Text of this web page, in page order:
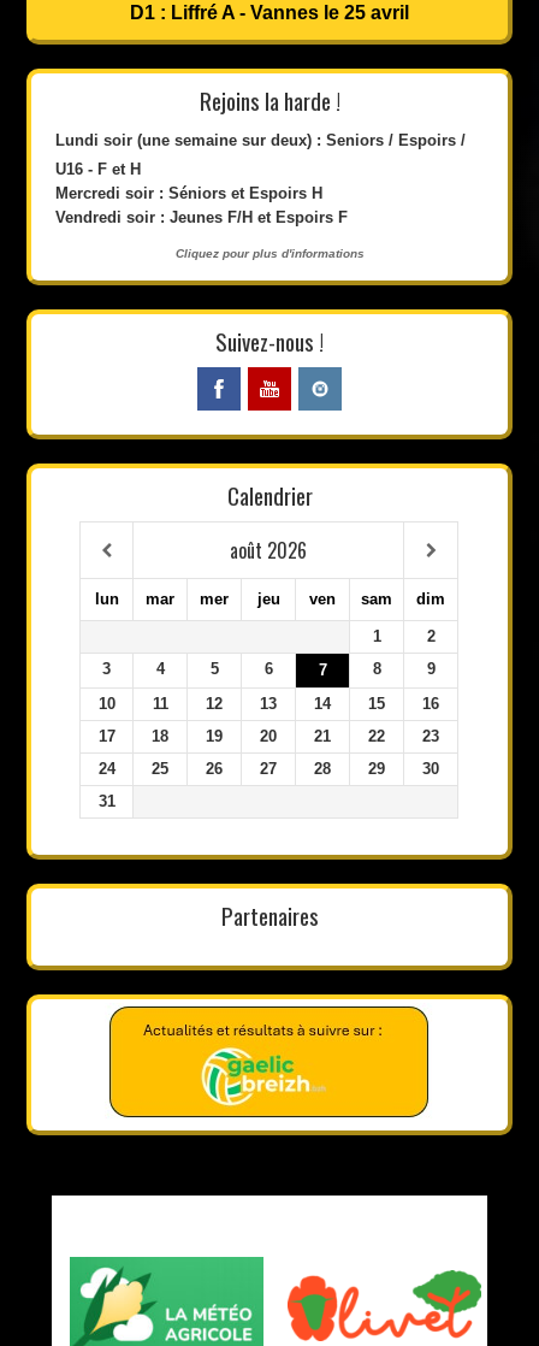
D1 : Liffré A - Vannes le 25 avril
Rejoins la harde !
Lundi soir (une semaine sur deux) : Seniors / Espoirs /
U16 - F et H
Mercredi soir : Séniors et Espoirs H
Vendredi soir : Jeunes F/H et Espoirs F
Cliquez pour plus d'informations
Suivez-nous !
Calendrier
août 2026
lun mar mer jeu ven sam dim
1
2
3
4 5 6 7 8
9
10
11 12 13 14 15
16
17
18 19 20 21 22
23
24
25 26 27 28 29
30
31
Partenaires